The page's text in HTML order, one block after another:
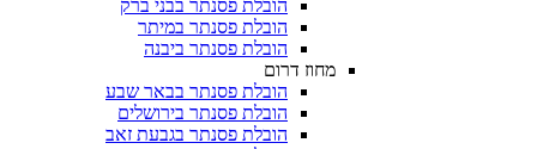
הובלת פסנתר בבני ברק
הובלת פסנתר במיתר
הובלת פסנתר ביבנה
מחוז דרום
הובלת פסנתר בבאר שבע
הובלת פסנתר בירושלים
הובלת פסנתר בגבעת זאב